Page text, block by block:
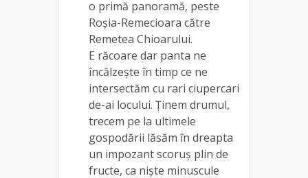
o primă panoramă, peste
Roșia-Remecioara către
Remetea Chioarului.
E răcoare dar panta ne
încălzește în timp ce ne
intersectăm cu rari ciupercari
de-ai locului. Ținem drumul,
trecem pe la ultimele
gospodării lăsăm în dreapta
un impozant scoruș plin de
fructe, ca niște minuscule